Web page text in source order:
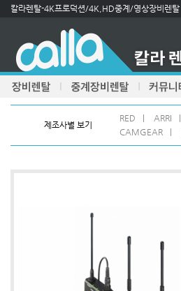
칼라렌탈-4K프로덕션/4K,HD중계/영상장비렌탈
제조사별 보기
RED ARRI
CAMGEAR